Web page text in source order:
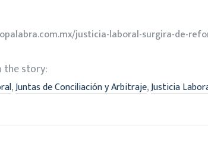
justicia-laboral-surgira-de-
the story:
,Juntas de Conciliación y Arbitraje,Justicia